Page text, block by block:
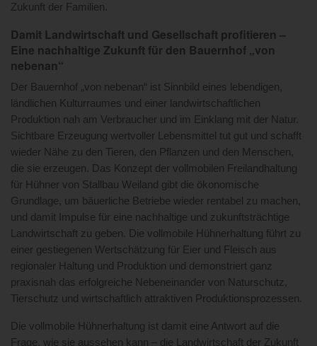
Zukunft der Familien.
Damit Landwirtschaft und Gesellschaft profitieren –
Eine nachhaltige Zukunft für den Bauernhof „von
nebenan“
Der Bauernhof „von nebenan“ ist Sinnbild eines lebendigen,
ländlichen Kulturraumes und einer landwirtschaftlichen
Produktion nah am Verbraucher und im Einklang mit der Natur.
Sichtbare Erzeugung wertvoller Lebensmittel tut gut und schafft
wieder Nähe zu den Tieren, den Pflanzen und den Menschen,
die sie erzeugen. Das Konzept der vollmobilen Freilandhaltung
für Hühner von Stallbau Weiland gibt die ökonomische
Grundlage, um bäuerliche Betriebe wieder rentabel zu machen,
und damit Impulse für eine nachhaltige und zukunftsträchtige
Landwirtschaft zu geben. Die vollmobile Hühnerhaltung führt zu
einer gestiegenen Wertschätzung für Eier und Fleisch aus
regionaler Haltung und Produktion und demonstriert ganz
praxisnah das erfolgreiche Nebeneinander von Naturschutz,
Tierschutz und wirtschaftlich attraktiven Produktionsprozessen.
Die vollmobile Hühnerhaltung ist damit eine Antwort auf die
Frage, wie sie aussehen kann – die Landwirtschaft der Zukunft